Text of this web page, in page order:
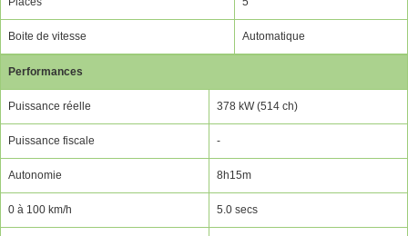
Boite de vitesse Automatique
Performances
Puissance réelle 378 kW (514 ch)
Puissance fiscale -
Autonomie 8h15m
0 à 100 km/h 5.0 secs